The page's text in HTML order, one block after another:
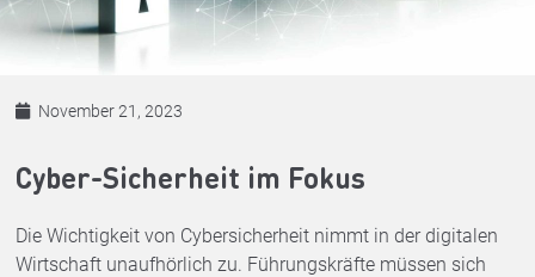
November 21, 2023
Cyber-Sicherheit im Fokus
Die Wichtigkeit von Cybersicherheit nimmt in der digitalen
Wirtschaft unaufhörlich zu. Führungskräfte müssen sich